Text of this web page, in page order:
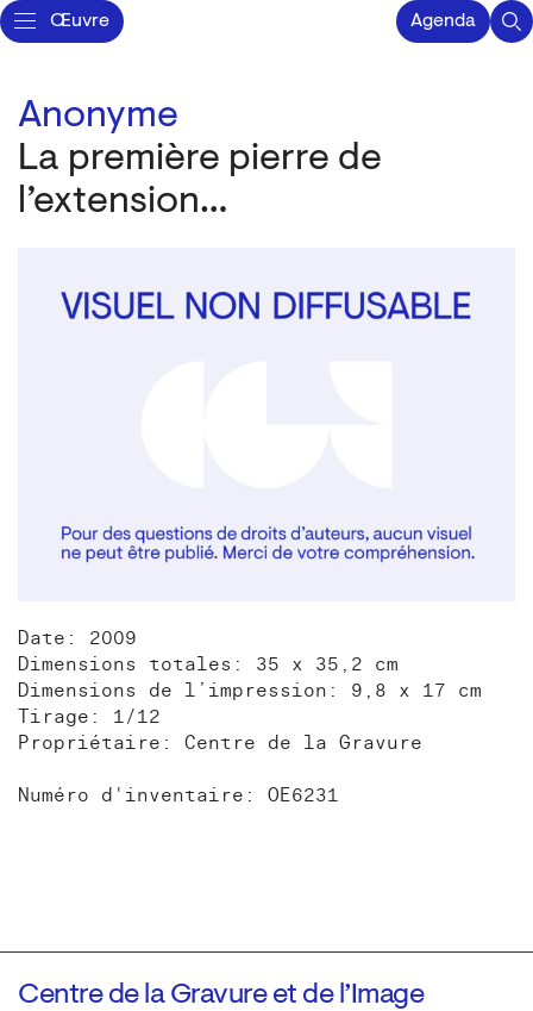
Œuvre Agenda
Anonyme
La première pierre de
l’extension…
Date: 2009
Dimensions totales: 35 x 35,2 cm
Dimensions de l’impression: 9,8 x 17 cm
Tirage: 1/12
Propriétaire: Centre de la Gravure
Numéro d'inventaire: OE6231
Centre de la Gravure et de l’Image